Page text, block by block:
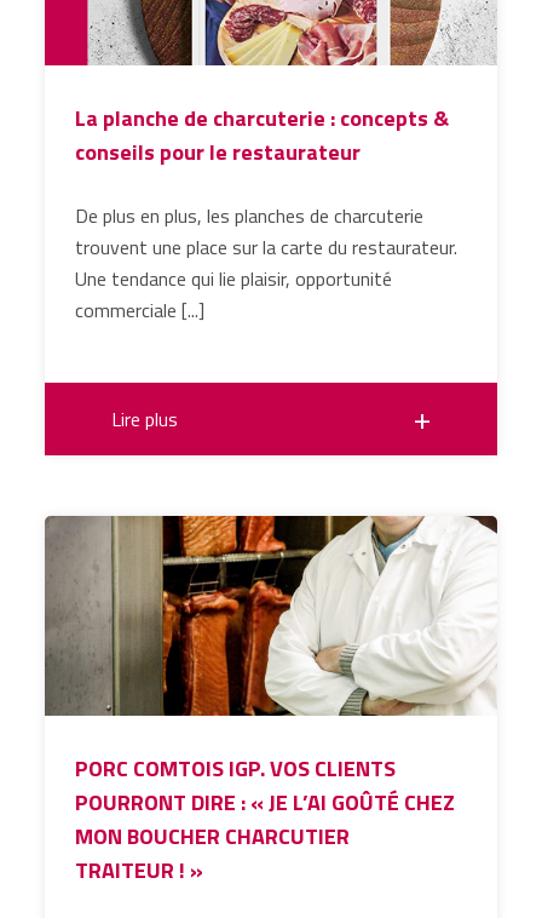
La planche de charcuterie : concepts &
conseils pour le restaurateur
De plus en plus, les planches de charcuterie
trouvent une place sur la carte du restaurateur.
Une tendance qui lie plaisir, opportunité
commerciale [...]
Lire plus
PORC COMTOIS IGP. VOS CLIENTS
POURRONT DIRE : « JE L’AI GOÛTÉ CHEZ
MON BOUCHER CHARCUTIER
TRAITEUR ! »